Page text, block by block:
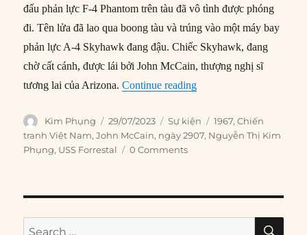
đấu phản lực F-4 Phantom trên tàu đã vô tình được phóng
đi. Tên lửa đã lao qua boong tàu và trúng vào một máy bay
phản lực A-4 Skyhawk đang đậu. Chiếc Skyhawk, đang
chờ cất cánh, được lái bởi John McCain, thượng nghị sĩ
tương lai của Arizona.Continue reading“29/07/1967: Hoả hoạn
Author
Kim Phụng
Posted
on
29/07/2023 Categories
Sự kiện Tags
1967,Chiến
tranh Việt Nam,John McCain, ngày 2907, Nguyễn Thị Kim
Phụng, USS Forrestal 0 Comments
Search